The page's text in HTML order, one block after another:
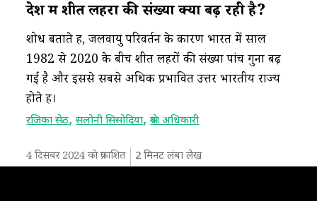
देश में शीत लहरों की संख्या क्यों बढ़ रही है?
शोध बताते हैं, जलवायु परिवर्तन के कारण भारत में साल
1982 से 2020 के बीच शीत लहरों की संख्या पांच गुना बढ़
गई है और इससे सबसे अधिक प्रभावित उत्तर भारतीय राज्य
होते हैं।
रजिका सेठ,सलोनी सिसोदिया,श्रेया अधिकारी
4 दिसबर 2024 को प्रकाशित 2मिनट लंबा लेख